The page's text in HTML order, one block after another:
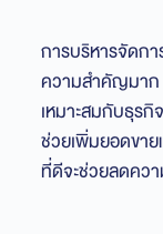
การบริหารจัดกา
ความสำคัญมาก
เหมาะสมกับธุรกิ
ช่วยเพิ่มยอดขา
ที่ดีจะช่วยลดคว